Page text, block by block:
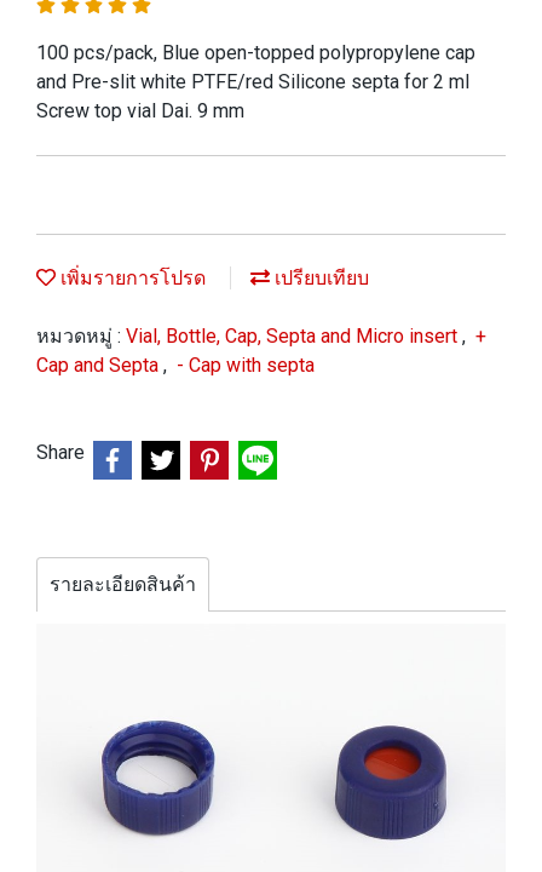
100 pcs/pack, Blue open-topped polypropylene cap
and Pre-slit white PTFE/red Silicone septa for 2 ml
Screw top vial Dai. 9 mm
เพิ่มรายการโปรด เปรียบเทียบ
หมวดหมู่ : Vial, Bottle, Cap, Septa and Micro insert , +
Cap and Septa , - Cap with septa
Share
รายละเอียดสินค้า